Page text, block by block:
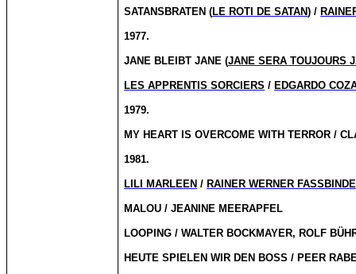
SATANSBRATEN (LE ROTI DE SATAN) /
1977.
JANE BLEIBT JANE (JANE SERA TOUJOURS
LES APPRENTIS SORCIERS / EDGARDO
1979.
MY HEART IS OVERCOME WITH TERROR /
1981.
LILI MARLEEN / RAINER WERNER
MALOU / JEANINE MEERAPFEL
LOOPING / WALTER BOCKMAYER, ROLF
HEUTE SPIELEN WIR DEN BOSS / PEER